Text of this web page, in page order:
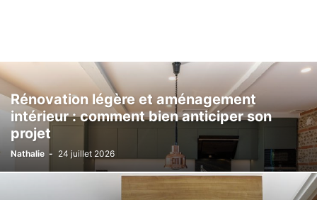
Rénovation légère et aménagement
intérieur : comment bien anticiper son
projet
Nathalie - 24 juillet 2026